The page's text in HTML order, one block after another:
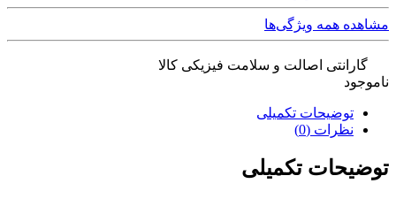
مشاهده همه ویژگی‌ها
گارانتی اصالت و سلامت فیزیکی کالا
ناموجود
توضیحات تکمیلی
نظرات (0)
توضیحات تکمیلی